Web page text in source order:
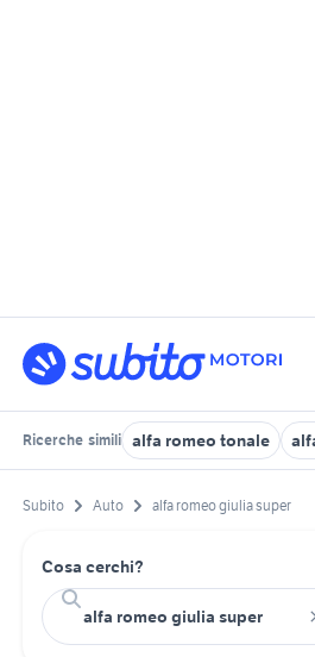
Ricerche simili alfa romeo tonale
Subito Auto alfa romeo giulia super
Cosa cerchi?